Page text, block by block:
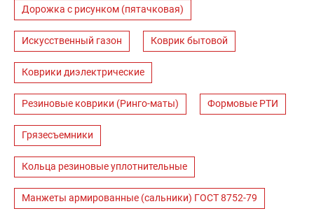
Дорожка с рисунком (пятачковая)
Искусственный газон Коврик бытовой
Коврики диэлектрические
Резиновые коврики (Ринго-маты) Формовые РТИ
Грязесъемники
Кольца резиновые уплотнительные
Манжеты армированные (сальники) ГОСТ 8752-79